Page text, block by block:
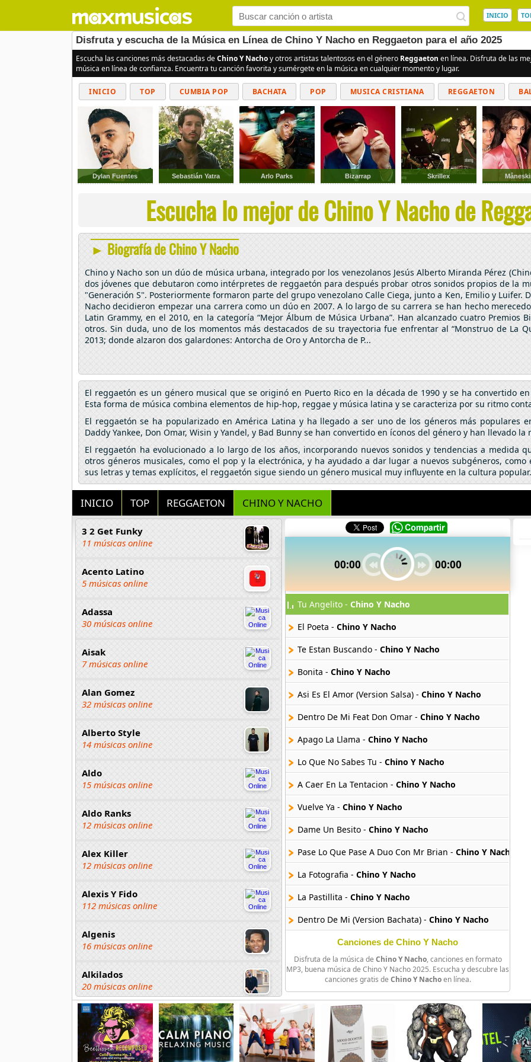
INICIO
Disfruta y escucha de la Música en Línea de Chino Y Nacho en Reggaeton para el año 2025
Escucha las canciones más destacadas deChino Y Nachoy otros artistas talentosos en el género Reggaeton en línea. Disfruta de las
música en línea de confianza. Encuentra tu canción favorita y sumérgete en la música en cualquier momento y lugar.
INICIO TOP CUMBIA POP BACHATA POP MUSICA CRISTIANA REGGAETON
Dylan Fuentes Sebastián Yatra Arlo Parks Bizarrap Skrillex
Escucha lo mejor de Chino Y Nacho de
► Biografía de Chino Y Nacho
Chino y Nacho son un dúo de música urbana, integrado por los venezolanos Jesús Alberto Miranda Pérez
dos jóvenes que debutaron como intérpretes de reggaetón para después probar otros sonidos propios de la
"Generación S". Posteriormente formaron parte del grupo venezolano Calle Ciega, junto a Ken, Emilio y Luifer.
Nacho decidieron empezar una carrera como un dúo en 2007. A lo largo de su carrera se han hecho
Latin Grammy, en el 2010, en la categoría “Mejor Álbum de Música Urbana”. Han alcanzado cuatro Premios
otros. Sin duda, uno de los momentos más destacados de su trayectoria fue enfrentar al “Monstruo de La
2013; donde alzaron dos galardones: Antorcha de Oro y Antorcha de P...
El reggaetón es un género musical que se originó en Puerto Rico en la década de 1990 y se ha convertido
Esta forma de música combina elementos de hip-hop, reggae y música latina y se caracteriza por su ritmo
El reggaetón se ha popularizado en América Latina y ha llegado a ser uno de los géneros más populares
Daddy Yankee, Don Omar, Wisin y Yandel, y Bad Bunny se han convertido en íconos del género y han llevado
El reggaetón ha evolucionado a lo largo de los años, incorporando nuevos sonidos y tendencias a medida
otros géneros musicales, como el pop y la electrónica, y ha ayudado a dar lugar a nuevos subgéneros,
sus letras y temas explícitos, el reggaetón sigue siendo un género musical muy influyente en la cultura popular.
INICIO TOP REGGAETON CHINO Y NACHO
3 2 Get Funky
11 músicas online
Acento Latino
5 músicas online
Adassa
30 músicas online
Aisak
7 músicas online
Alan Gomez
32 músicas online
Alberto Style
14 músicas online
Aldo
15 músicas online
Aldo Ranks
12 músicas online
Alex Killer
12 músicas online
Alexis Y Fido
112 músicas online
Algenis
16 músicas online
Alkilados
20 músicas online
Andy Boy
42 músicas online
Angel Olmos
00:00 00:00
Tu Angelito - Chino Y Nacho
El Poeta - Chino Y Nacho
Te Estan Buscando - Chino Y Nacho
Bonita - Chino Y Nacho
Asi Es El Amor (Version Salsa) - Chino Y Nacho
Dentro De Mi Feat Don Omar - Chino Y Nacho
Apago La Llama - Chino Y Nacho
Lo Que No Sabes Tu - Chino Y Nacho
A Caer En La Tentacion - Chino Y Nacho
Vuelve Ya - Chino Y Nacho
Dame Un Besito - Chino Y Nacho
Pase Lo Que Pase A Duo Con Mr Brian - Chino Y Nacho
La Fotografia - Chino Y Nacho
La Pastillita - Chino Y Nacho
Dentro De Mi (Version Bachata) - Chino Y Nacho
Sol De Noche Ft Tony Dize -Chino Y Nacho
Boleto De Amor -Chino Y Nacho
Chino Y Nacho
Contigo -Chino Y Nacho
Cuando Te Veo -
Chino Y Nacho
No Puedo Dejar De Quererte -Chino Y Nacho
Canciones de Chino Y Nacho
Disfruta de la música de Chino Y Nacho, canciones en formato
MP3, buena música de Chino Y Nacho 2025. Escucha y descubre las
canciones gratis de Chino Y Nachoen línea.